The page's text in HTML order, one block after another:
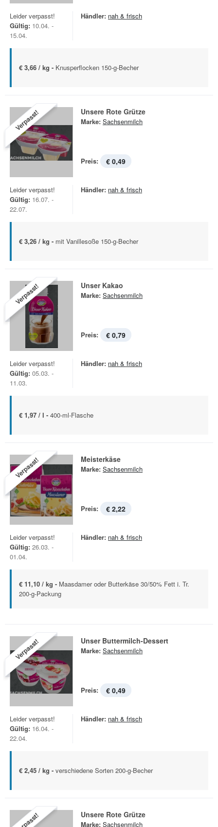
Leider verpasst!
Gültig: 10.04. -
15.04.
Händler: nah & frisch
€ 3,66 / kg - Knusperflocken 150-g-Becher
Verpasst! Unsere Rote Grütze
Marke: Sachsenmilch
Preis: € 0,49
Leider verpasst!
Gültig: 16.07. -
22.07.
Händler: nah & frisch
€ 3,26 / kg - mit Vanillesoße 150-g-Becher
Verpasst! Unser Kakao
Marke: Sachsenmilch
Preis: € 0,79
Leider verpasst!
Gültig: 05.03. -
11.03.
Händler: nah & frisch
€ 1,97 / l - 400-ml-Flasche
Verpasst! Meisterkäse
Marke: Sachsenmilch
Preis: € 2,22
Leider verpasst!
Gültig: 26.03. -
01.04.
Händler: nah & frisch
€ 11,10 / kg - Maasdamer oder Butterkäse 30/50% Fett i. Tr.
200-g-Packung
Verpasst! Unser Buttermilch-Dessert
Marke: Sachsenmilch
Preis: € 0,49
Leider verpasst!
Gültig: 16.04. -
22.04.
Händler: nah & frisch
€ 2,45 / kg - verschiedene Sorten 200-g-Becher
Unsere Rote Grütze
Marke: Sachsenmilch